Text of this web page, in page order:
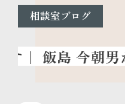
相談室ブログ